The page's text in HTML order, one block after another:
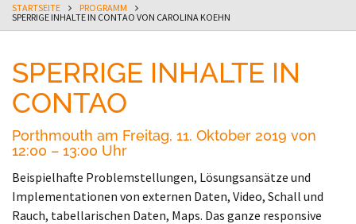
STARTSEITE
PROGRAMM
SPERRIGE INHALTE IN CONTAO VON CAROLINA KOEHN
SPERRIGE INHALTE IN
CONTAO
Porthmouth am Freitag, 11. Oktober 2019 von
12:00 – 13:00 Uhr
Beispielhafte Problemstellungen, Lösungsansätze und
Implementationen von externen Daten, Video, Schall und
Rauch, tabellarischen Daten, Maps. Das ganze responsive